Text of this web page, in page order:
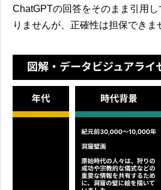
ChatGPTの回答をそのまま引用
りませんが、正確性は担保できま